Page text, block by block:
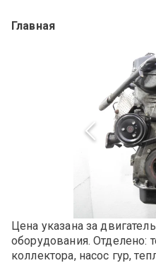
Главная
Цена указана за
оборудования. Отделено:
коллектора, насос гур,